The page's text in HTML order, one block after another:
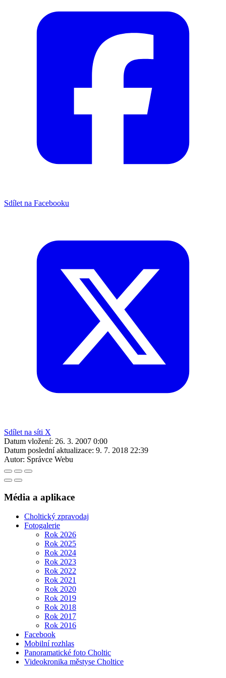
Sdílet na Facebooku
Sdílet na síti X
Datum vložení: 26. 3. 2007 0:00
Datum poslední aktualizace: 9. 7. 2018 22:39
Autor: Správce Webu
Média a aplikace
Choltický zpravodaj
Fotogalerie
Rok 2026
Rok 2025
Rok 2024
Rok 2023
Rok 2022
Rok 2021
Rok 2020
Rok 2019
Rok 2018
Rok 2017
Rok 2016
Facebook
Mobilní rozhlas
Panoramatické foto Choltic
Videokronika městyse Choltice